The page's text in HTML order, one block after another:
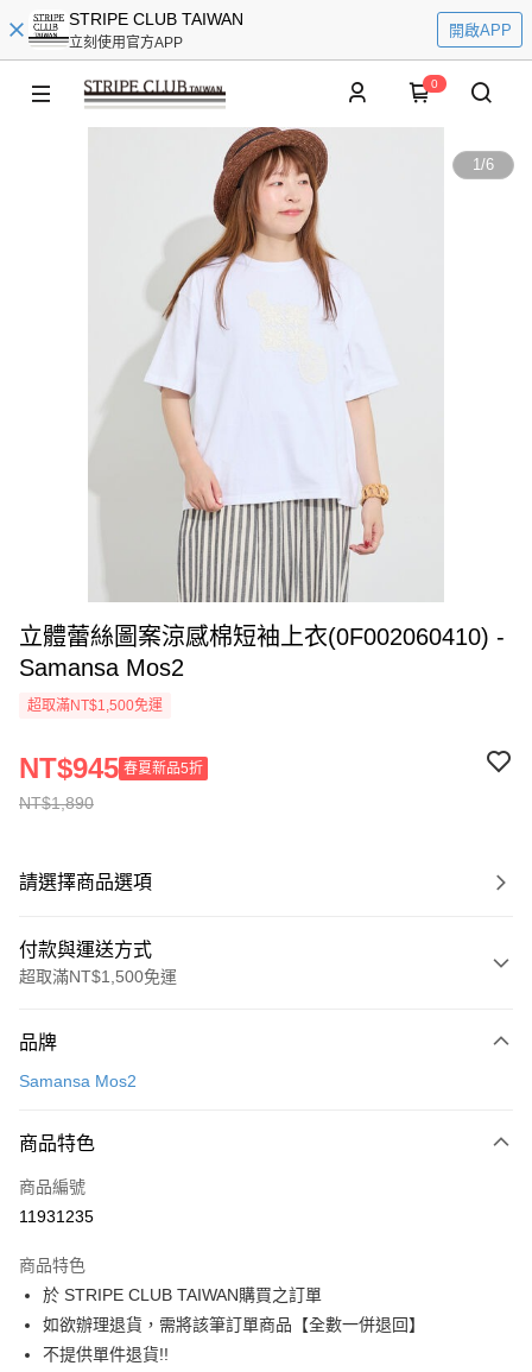
STRIPE CLUB TAIWAN
立刻使用官方APP
開啟APP
0
1/6
立體蕾絲圖案涼感棉短袖上衣(0F002060410) -
Samansa Mos2
超取滿NT$1,500免運
NT$1,890
NT$945 春夏新品5折
請選擇商品選項
付款與運送方式
超取滿NT$1,500免運
信用卡一次付款
3 期 0 利率 每期
合作金庫商業銀行
上海商業儲蓄銀行
臺灣中小企業銀行
匯豐（台灣）商業銀行
華泰商業銀行
聯邦商業銀行
遠東國際商業銀行
元大商業銀行
超商取貨付款
LINE Pay
Apple Pay
街口支付
悠遊付
品牌
Samansa Mos2
商品特色
商品編號
11931235
商品特色
於 STRIPE CLUB TAIWAN購買之訂單
如欲辦理退貨，需將該筆訂單商品【全數一併退回】
不提供單件退貨!!